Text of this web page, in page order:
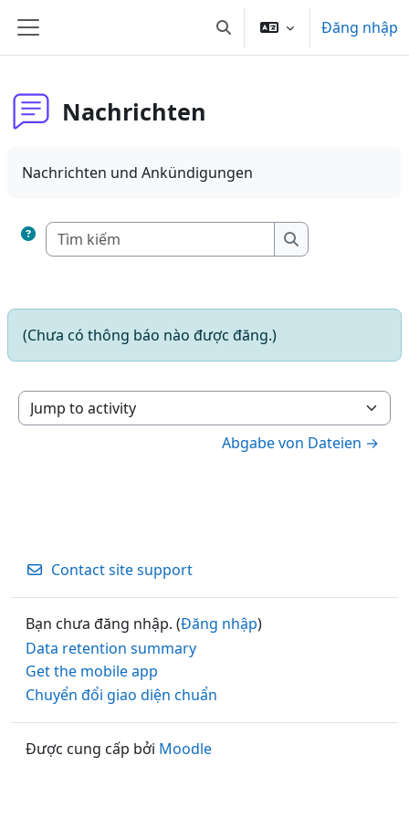
Bảng điều khiển cạnh Chuyển đổi chọn tìm kiếm
Đăng nhập
Nachrichten
Nachrichten und Ankündigungen
Tìm kiếm
Tìm kiếm
(Chưa có thông báo nào được đăng.)
Jump to activity
Abgabe von Dateien →
Contact site support
Bạn chưa đăng nhập. (Đăng nhập)
Data retention summary
Get the mobile app
Chuyển đổi giao diện chuẩn
Được cung cấp bởi Moodle